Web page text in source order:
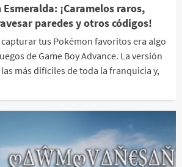
¡Caramelos raros,
paredes y otros códigos!
tus Pokémon favoritos era algo
de Game Boy Advance. La versión
más difíciles de toda la franquicia y,